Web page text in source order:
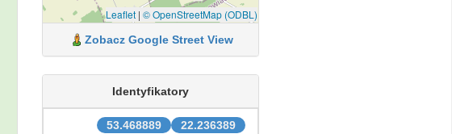
Leaflet| © OpenStreetMap (ODBL)
Zobacz Google Street View
Identyfikatory
22.236389
53.468889